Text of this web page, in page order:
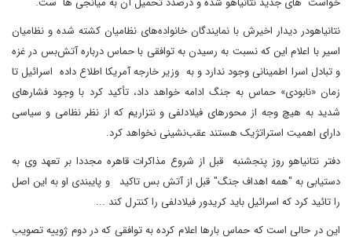
نتانیاهودر دیدار اخیرش با نمایندگان خانواده‌های نظامیان کشته شده و نظامیان
اسیر با اعلام این که نسبت به رسیدن به توافقی با حماس درباره آتش‌بس در غزه
و تبادل اسرا اطمینانی وجود ندارد و به وزیر خارجه آمریکا اطلاع داده اسرائیل تا
زمان «نابودی» حماس به جنگ ادامه خواهد داد، تأکید کرد با وجود فشارهای
شدید به هیچ وجه از محورهای فیلادلفی و نتزاریم که از نظر نظامی و سیاسی
دارای اهمیت استراتژیک هستند عقب‌نشینی نخواهد کرد.
دفتر نتانیاهو روز پنجشنبه قبل از شروع مذاکرات قاهره مجددا بر تعهد وی به
دستیابی به "همه اهداف جنگ" قبل از آتش بس تاکید و پایبندی او به این اصل
را تائید کرد که اسرائیل باید کریدور فیلادلفی را کنترل کند ...
این در حالی است که حماس بارها اعلام کرده به توافقی که در دوم ژوییه تصویب